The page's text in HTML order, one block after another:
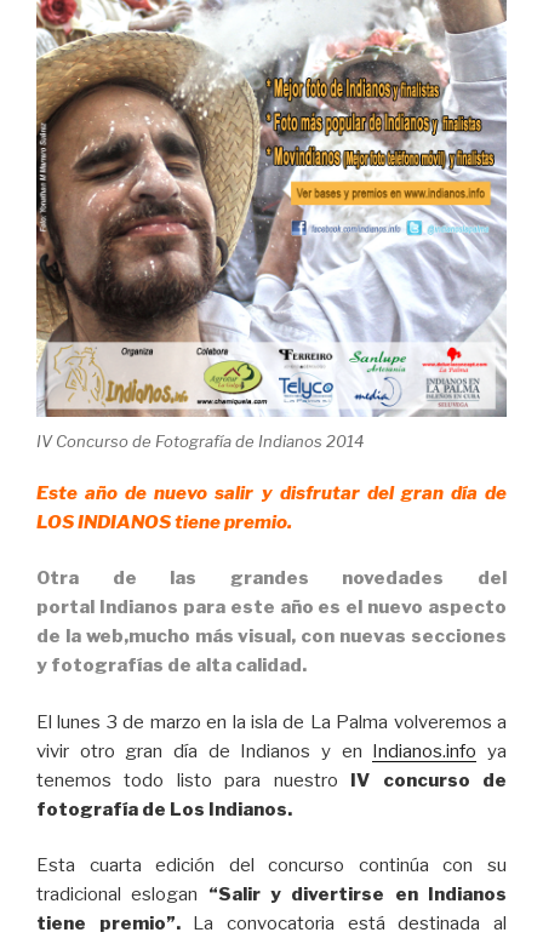
IV Concurso de Fotografía de Indianos 2014
Este año de nuevo salir y disfrutar del gran día de
LOS INDIANOS tiene premio.
Otra de las grandes novedades del
portal Indianos para este año es el nuevo aspecto
de la web,mucho más visual, con nuevas secciones
y fotografías de alta calidad.
El lunes 3 de marzo en la isla de La Palma volveremos a
vivir otro gran día de Indianos y en Indianos.info ya
tenemos todo listo para nuestro IV concurso de
fotografía de Los Indianos.
Esta cuarta edición del concurso continúa con su
tradicional eslogan “Salir y divertirse en Indianos
tiene premio”.La convocatoria está destinada al